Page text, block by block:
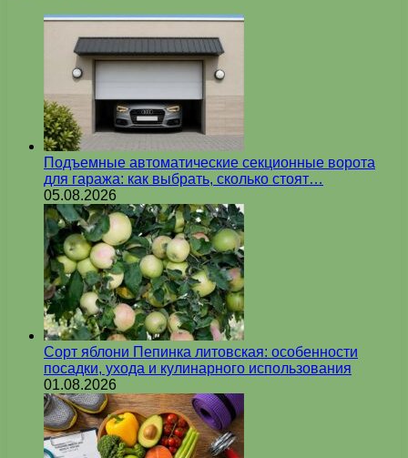
Подъемные автоматические секционные ворота
для гаража: как выбрать, сколько стоят…
05.08.2026
Сорт яблони Пепинка литовская: особенности
посадки, ухода и кулинарного использования
01.08.2026